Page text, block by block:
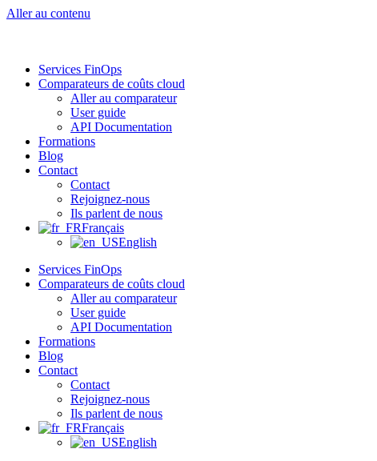
Aller au contenu
Services FinOps
Comparateurs de coûts cloud
Aller au comparateur
User guide
API Documentation
Formations
Blog
Contact
Contact
Rejoignez-nous
Ils parlent de nous
Français
English
Services FinOps
Comparateurs de coûts cloud
Aller au comparateur
User guide
API Documentation
Formations
Blog
Contact
Contact
Rejoignez-nous
Ils parlent de nous
Français
English